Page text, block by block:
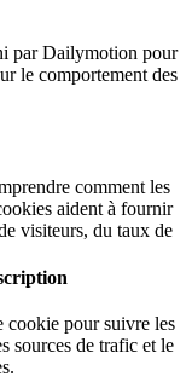
par Dailymotion pour
le comportement des
comment les
aident à fournir
visiteurs, du taux de
pour suivre les
sources de trafic et le